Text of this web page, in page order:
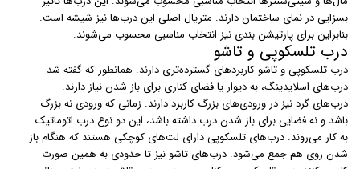
بسزایی در نمای ساختمان دارند. متریال اصلی این درب‌ها نیز شیشه است.
بنابراین برای پارتیشن بندی نیز انتخاب مناسبی محسوب می‌شوند.
درب تلسکوپی و تاشو
درب‌ تلسکوپی و تاشو کاربردهای گسترده‌تری دارند. همانطور که گفته شد
درب‌های اسلایدینگ، به دیوار یا فضای کناری برای باز شدن نیاز دارند.
درب‌های گرد نیز در ورودی‌های بزرگ کاربرد دارند. زمانی که ورودی نه بزرگ
باشد و نه فضایی برای باز شدن درب داشته باشد، این دو نوع درب اتوماتیک
به کار می‌روند. درب‌های تلسکوپی دارای لت‌های کوچکی هستند که هنگام باز
شدن روی هم جمع می‌شود. درب‌های تاشو نیز تا حدودی به همین صورت